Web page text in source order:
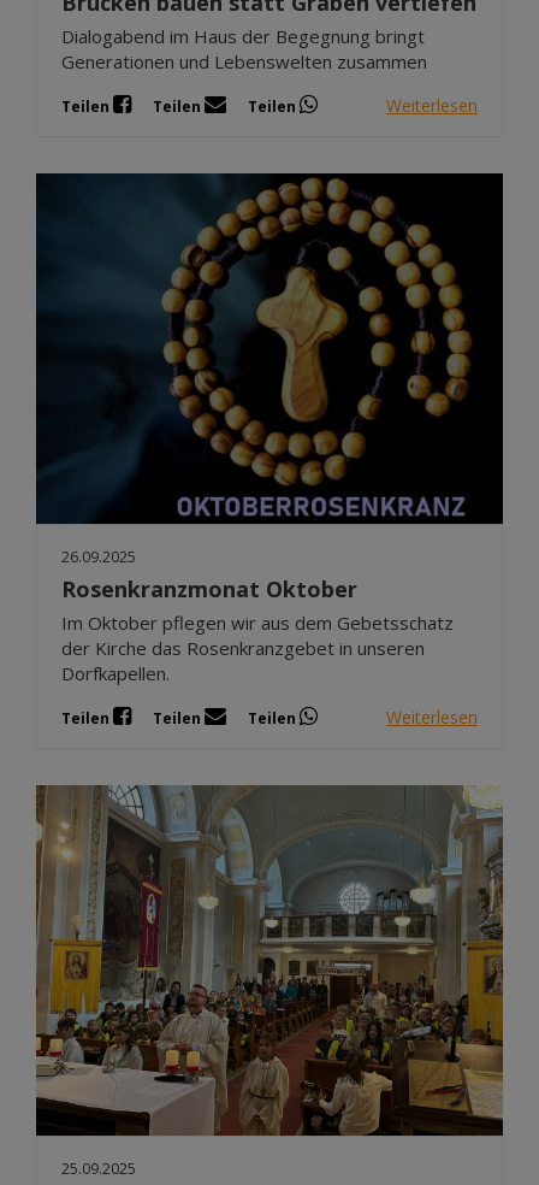
Dialogabend im Haus der Begegnung bringt
Generationen und Lebenswelten zusammen
Teilen Teilen Teilen Weiterlesen
26.09.2025
Rosenkranzmonat Oktober
Im Oktober pflegen wir aus dem Gebetsschatz
der Kirche das Rosenkranzgebet in unseren
Dorfkapellen.
Teilen Teilen Teilen Weiterlesen
25.09.2025